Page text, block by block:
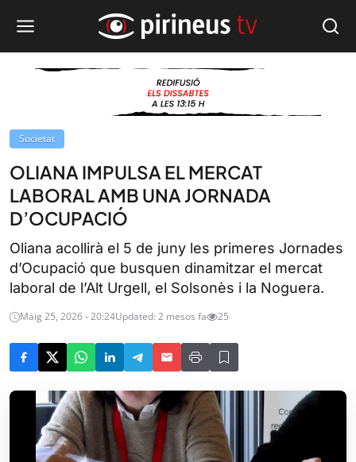
Societat
OLIANA IMPULSA EL MERCAT
LABORAL AMB UNA JORNADA
D’OCUPACIÓ
Oliana acollirà el 5 de juny les primeres Jornades
d’Ocupació que busquen dinamitzar el mercat
laboral de l’Alt Urgell, el Solsonès i la Noguera.
Maig 25, 2026 - 20:24Updated: 2 mesos fa 25